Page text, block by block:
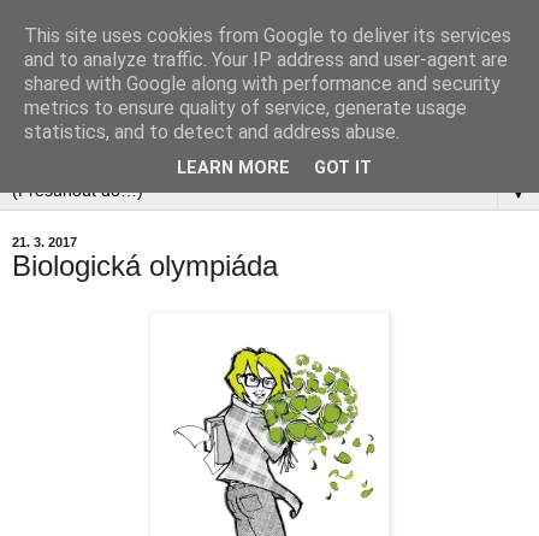
▼
21. 3. 2017
Biologická olympiáda
This site uses cookies from Google to deliver its services
and to analyze traffic. Your IP address and user-agent are
shared with Google along with performance and security
metrics to ensure quality of service, generate usage
statistics, and to detect and address abuse.
LEARN MORE GOT IT